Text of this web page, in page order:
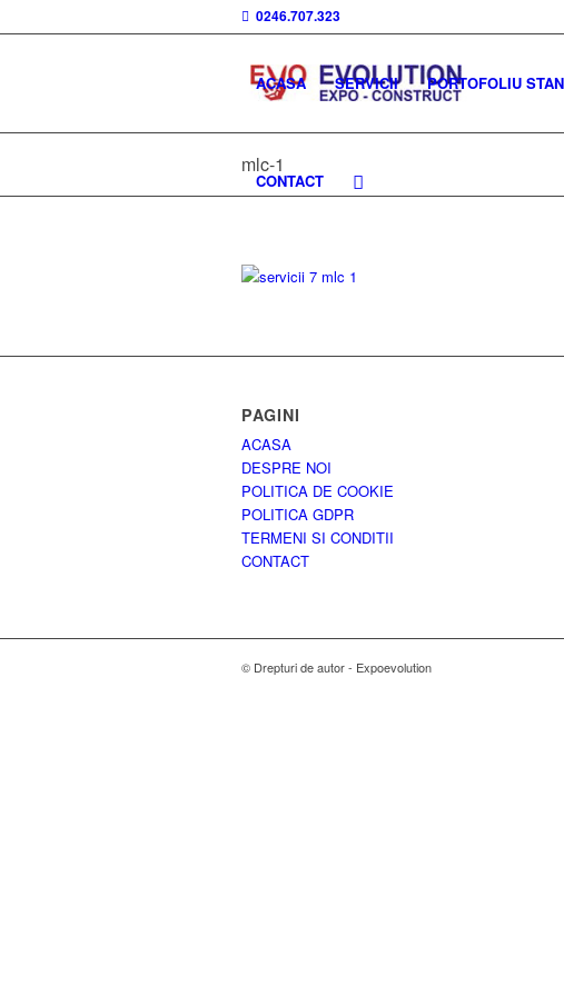
0246.707.323
ACASA SERVICII PORTOFOLIU
CONTACT
mlc-1
PAGINI
ACASA
DESPRE NOI
POLITICA DE COOKIE
POLITICA GDPR
TERMENI SI CONDITII
CONTACT
© Drepturi de autor - Expoevolution